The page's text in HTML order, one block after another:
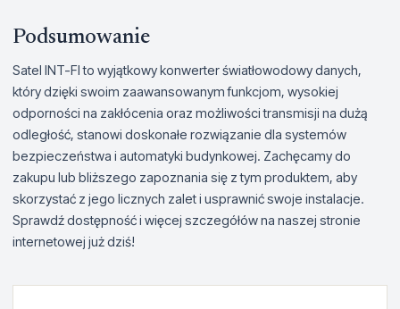
Podsumowanie
Satel INT-FI to wyjątkowy konwerter światłowodowy danych,
który dzięki swoim zaawansowanym funkcjom, wysokiej
odporności na zakłócenia oraz możliwości transmisji na dużą
odległość, stanowi doskonałe rozwiązanie dla systemów
bezpieczeństwa i automatyki budynkowej. Zachęcamy do
zakupu lub bliższego zapoznania się z tym produktem, aby
skorzystać z jego licznych zalet i usprawnić swoje instalacje.
Sprawdź dostępność i więcej szczegółów na naszej stronie
internetowej już dziś!